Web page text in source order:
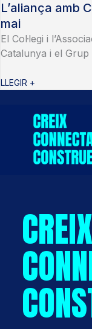
L’aliança amb
mai
El Col·legi i
Catalunya i el Grup
LLEGIR +
CREIX